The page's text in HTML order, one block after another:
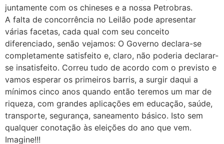
juntamente com os chineses e a nossa Petrobras.
A falta de concorrência no Leilão pode apresentar
várias facetas, cada qual com seu conceito
diferenciado, senão vejamos: O Governo declara-se
completamente satisfeito e, claro, não poderia declarar-
se insatisfeito. Correu tudo de acordo com o previsto e
vamos esperar os primeiros barris, a surgir daqui a
mínimos cinco anos quando então teremos um mar de
riqueza, com grandes aplicações em educação, saúde,
transporte, segurança, saneamento básico. Isto sem
qualquer conotação às eleições do ano que vem.
Imagine!!!